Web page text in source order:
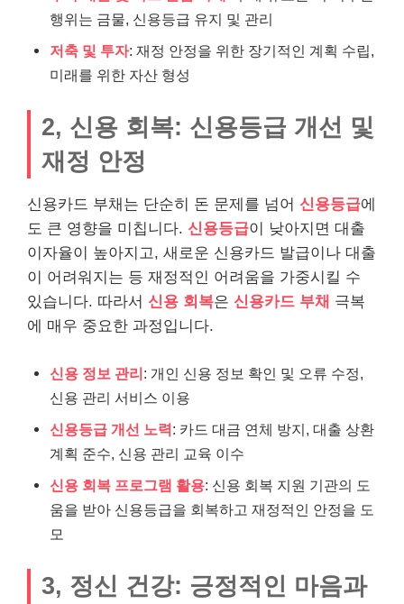
행위는 금물, 신용등급 유지 및 관리
저축 및 투자: 재정 안정을 위한 장기적인 계획 수립,
미래를 위한 자산 형성
2, 신용 회복: 신용등급 개선 및
재정 안정
신용카드 부채는 단순히 돈 문제를 넘어 신용등급에
도 큰 영향을 미칩니다. 신용등급이 낮아지면 대출
이자율이 높아지고, 새로운 신용카드 발급이나 대출
이 어려워지는 등 재정적인 어려움을 가중시킬 수
있습니다. 따라서 신용 회복은 신용카드 부채 극복
에 매우 중요한 과정입니다.
신용 정보 관리: 개인 신용 정보 확인 및 오류 수정,
신용 관리 서비스 이용
신용등급 개선 노력: 카드 대금 연체 방지, 대출 상환
계획 준수, 신용 관리 교육 이수
신용 회복 프로그램 활용: 신용 회복 지원 기관의 도
움을 받아 신용등급을 회복하고 재정적인 안정을 도
모
3, 정신 건강: 긍정적인 마음과